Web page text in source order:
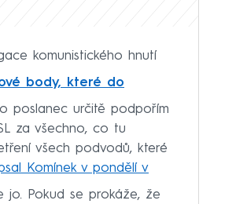
komunistického hnutí
body, které do
poslanec určitě podpořím
za všechno, co tu
všech podvodů, které
Komínek v pondělí v
jo. Pokud se prokáže, že